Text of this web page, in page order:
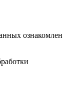
ознакомлен